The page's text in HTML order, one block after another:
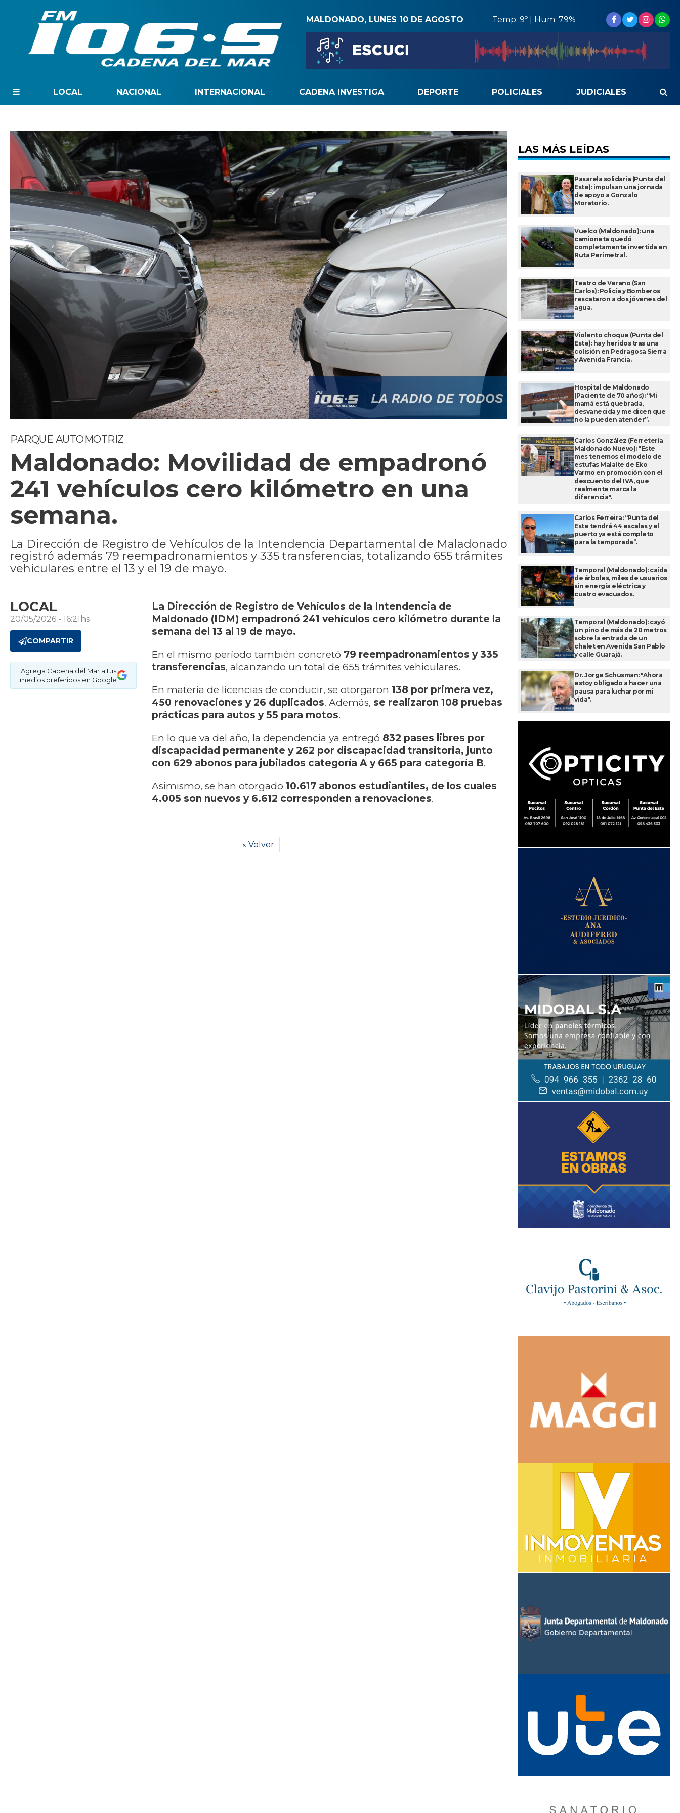
MALDONADO, LUNES 10 DE AGOSTO Temp: 9º | Hum: 79%
LOCAL NACIONAL INTERNACIONAL CADENA INVESTIGA DEPORTE POLICIALES JUDICIALES
PARQUE AUTOMOTRIZ
Maldonado: Movilidad de empadronó
241 vehículos cero kilómetro en una
semana.
La Dirección de Registro de Vehículos de la Intendencia Departamental de Maladonado
registró además 79 reempadronamientos y 335 transferencias, totalizando 655 trámites
vehiculares entre el 13 y el 19 de mayo.
LOCAL
20/05/2026 - 16:21hs
COMPARTIR
Agrega Cadena del Mar a tus
medios preferidos en Google
La Dirección de Registro de Vehículos de la Intendencia de
Maldonado (IDM) empadronó 241 vehículos cero kilómetro durante la
semana del 13 al 19 de mayo.
En el mismo período también concretó 79 reempadronamientos y 335
transferencias, alcanzando un total de 655 trámites vehiculares.
En materia de licencias de conducir, se otorgaron 138 por primera vez,
450 renovaciones y 26 duplicados. Además, se realizaron 108 pruebas
prácticas para autos y 55 para motos.
En lo que va del año, la dependencia ya entregó 832 pases libres por
discapacidad permanente y 262 por discapacidad transitoria, junto
con 629 abonos para jubilados categoría A y 665 para categoría B.
Asimismo, se han otorgado 10.617 abonos estudiantiles, de los cuales
4.005 son nuevos y 6.612 corresponden a renovaciones.
« Volver
LAS MÁS LEÍDAS
Pasarela solidaria (Punta del
Este): impulsan una jornada
de apoyo a Gonzalo
Moratorio.
Vuelco (Maldonado): una
camioneta quedó
completamente invertida en
Ruta Perimetral.
Teatro de Verano (San
Carlos): Policía y Bomberos
rescataron a dos jóvenes del
agua.
Violento choque (Punta del
Este): hay heridos tras una
colisión en Pedragosa Sierra
y Avenida Francia.
Hospital de Maldonado
(Paciente de 70 años): “Mi
mamá está quebrada,
desvanecida y me dicen que
no la pueden atender”.
Carlos González (Ferretería
Maldonado Nuevo): "Este
mes tenemos el modelo de
estufas Malalte de Eko
Varmo en promoción con el
descuento del IVA, que
realmente marca la
diferencia".
Carlos Ferreira: “Punta del
Este tendrá 44 escalas y el
puerto ya está completo
para la temporada”.
Temporal (Maldonado): caída
de árboles, miles de usuarios
sin energía eléctrica y
cuatro evacuados.
Temporal (Maldonado): cayó
un pino de más de 20 metros
sobre la entrada de un
chalet en Avenida San Pablo
y calle Guarajá.
Dr. Jorge Schusman: "Ahora
estoy obligado a hacer una
pausa para luchar por mi
vida".